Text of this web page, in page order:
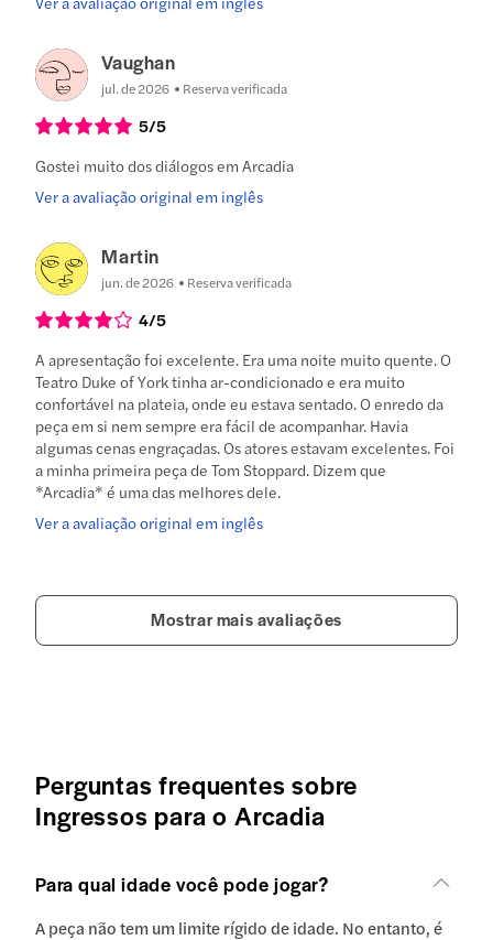
Vaughan
jul. de 2026 Reserva verificada
5/5
Gostei muito dos diálogos em Arcadia
Ver a avaliação original em inglês
Martin
jun. de 2026 Reserva verificada
4/5
A apresentação foi excelente. Era uma noite muito quente. O
Teatro Duke of York tinha ar-condicionado e era muito
confortável na plateia, onde eu estava sentado. O enredo da
peça em si nem sempre era fácil de acompanhar. Havia
algumas cenas engraçadas. Os atores estavam excelentes. Foi
a minha primeira peça de Tom Stoppard. Dizem que
*Arcadia* é uma das melhores dele.
Ver a avaliação original em inglês
Mostrar mais avaliações
Perguntas frequentes sobre
Ingressos para o Arcadia
Para qual idade você pode jogar?
A peça não tem um limite rígido de idade. No entanto, é